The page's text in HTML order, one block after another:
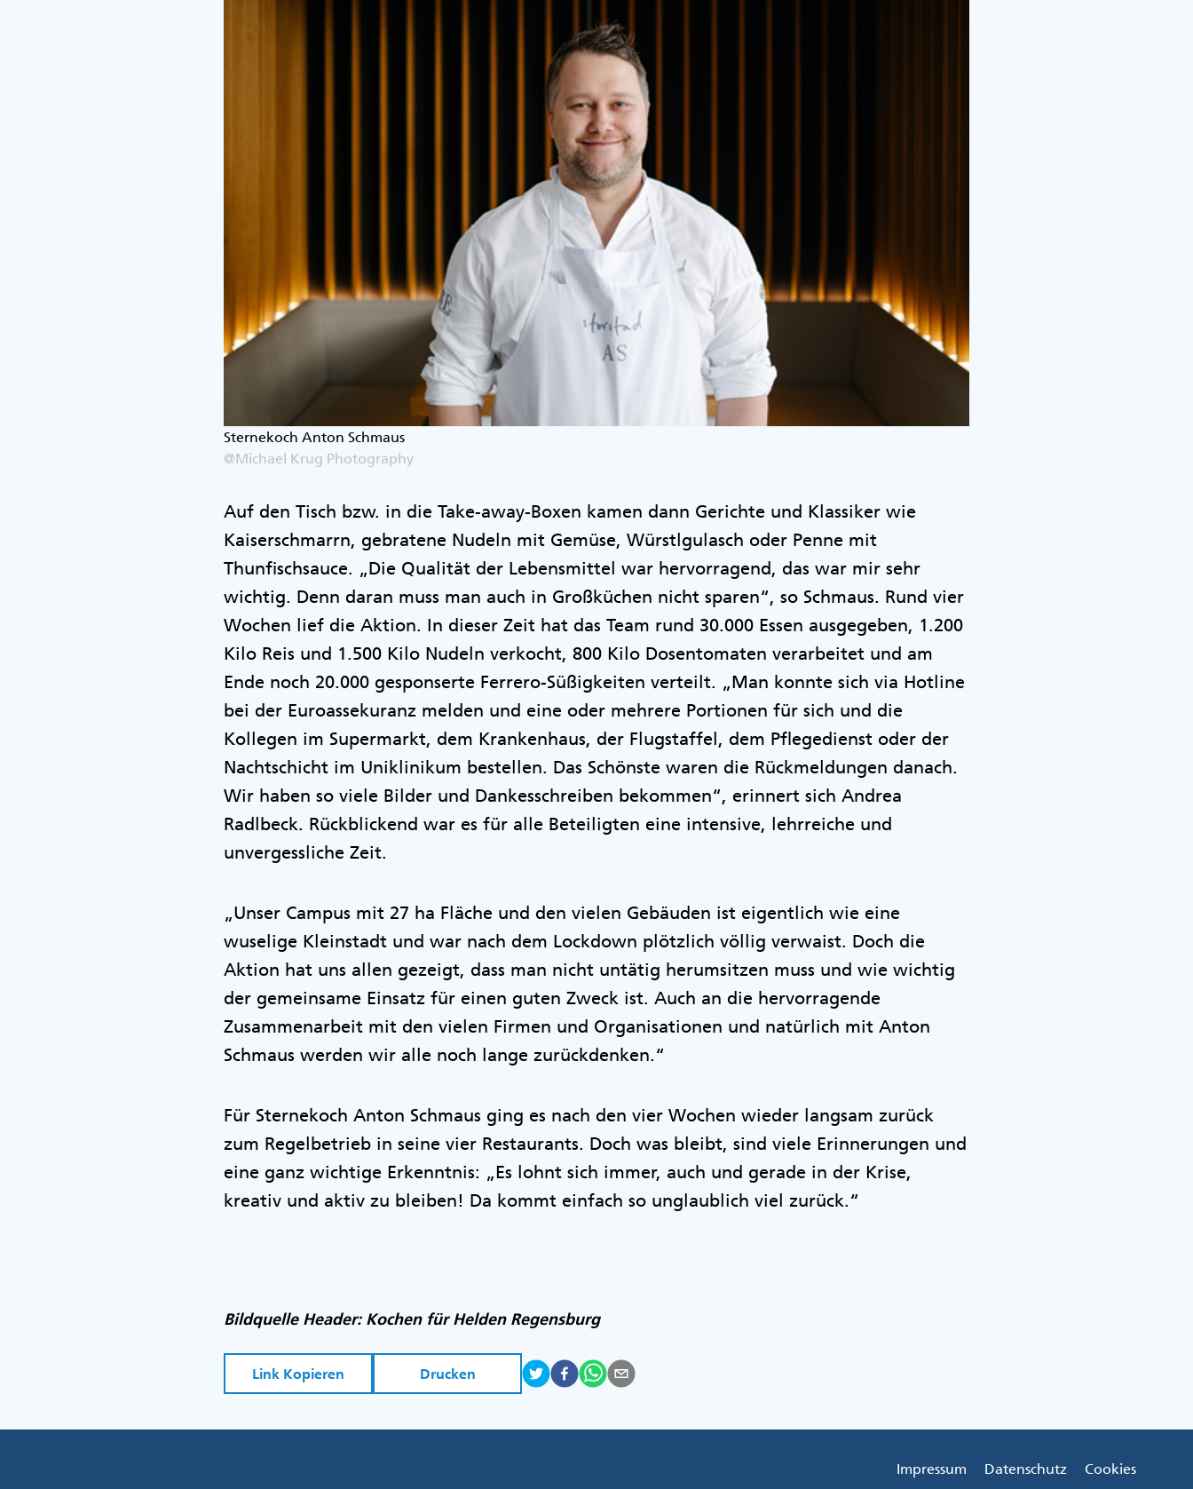
Sternekoch Anton Schmaus
@Michael Krug Photography
Auf den Tisch bzw. in die Take-away-Boxen kamen dann Gerichte und Klassiker wie
Kaiserschmarrn, gebratene Nudeln mit Gemüse, Würstlgulasch oder Penne mit
Thunfischsauce. „Die Qualität der Lebensmittel war hervorragend, das war mir sehr
wichtig. Denn daran muss man auch in Großküchen nicht sparen“, so Schmaus. Rund vier
Wochen lief die Aktion. In dieser Zeit hat das Team rund 30.000 Essen ausgegeben, 1.200
Kilo Reis und 1.500 Kilo Nudeln verkocht, 800 Kilo Dosentomaten verarbeitet und am
Ende noch 20.000 gesponserte Ferrero-Süßigkeiten verteilt. „Man konnte sich via Hotline
bei der Euroassekuranz melden und eine oder mehrere Portionen für sich und die
Kollegen im Supermarkt, dem Krankenhaus, der Flugstaffel, dem Pflegedienst oder der
Nachtschicht im Uniklinikum bestellen. Das Schönste waren die Rückmeldungen danach.
Wir haben so viele Bilder und Dankesschreiben bekommen“, erinnert sich Andrea
Radlbeck. Rückblickend war es für alle Beteiligten eine intensive, lehrreiche und
unvergessliche Zeit.
„Unser Campus mit 27 ha Fläche und den vielen Gebäuden ist eigentlich wie eine
wuselige Kleinstadt und war nach dem Lockdown plötzlich völlig verwaist. Doch die
Aktion hat uns allen gezeigt, dass man nicht untätig herumsitzen muss und wie wichtig
der gemeinsame Einsatz für einen guten Zweck ist. Auch an die hervorragende
Zusammenarbeit mit den vielen Firmen und Organisationen und natürlich mit Anton
Schmaus werden wir alle noch lange zurückdenken.“
Für Sternekoch Anton Schmaus ging es nach den vier Wochen wieder langsam zurück
zum Regelbetrieb in seine vier Restaurants. Doch was bleibt, sind viele Erinnerungen und
eine ganz wichtige Erkenntnis: „Es lohnt sich immer, auch und gerade in der Krise,
kreativ und aktiv zu bleiben! Da kommt einfach so unglaublich viel zurück.“
Bildquelle Header: Kochen für Helden Regensburg
Link Kopieren Drucken
Cookies
Datenschutz
Impressum